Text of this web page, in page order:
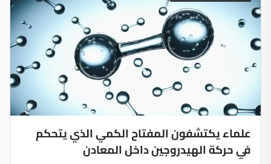
علماء يكتشفون المفتاح الكمي الذي يتحكم
في حركة الهيدروجين داخل المعادن